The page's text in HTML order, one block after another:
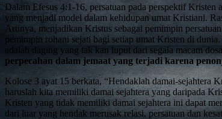
Dalam Efesus 4:1-16, persatuan pada perspektif Kristen
yang menjadi model dalam kehidupan umat Kristiani.
Artinya, menjadikan Kristus sebagai pemimpin
pemimpin rohani sejati bagi setiap umat Kristen di
adalah daging yang tak kan luput dari segala macam
perpecahan dalam jemaat yang terjadi karena
Kolose 3 ayat 15 berkata, “Hendaklah damai-sejahtera
haruslah kita memiliki damai sejahtera yang daripada
Kristen yang tidak memiliki damai sejahtera ini dapat
dari luar yang hendak merusak relasi, persatuan dan